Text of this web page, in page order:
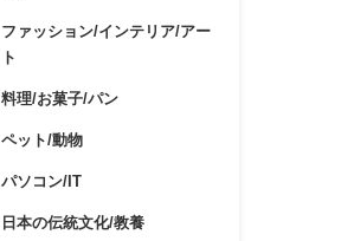
ファッション/インテリア/アー
ト
料理/お菓子/パン
ペット/動物
パソコン/IT
日本の伝統文化/教養